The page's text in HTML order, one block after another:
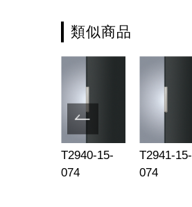
類似商品
T2940-15-
074
T2941-15-
074